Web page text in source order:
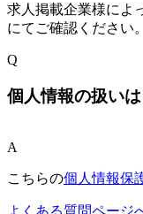
求人掲載企業様によ
にてご確認ください。
Q
個人情報の扱い
A
こちらの個人情報保